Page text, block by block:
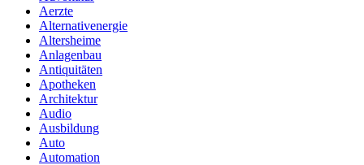
Aerzte
Alternativenergie
Altersheime
Anlagenbau
Antiquitäten
Apotheken
Architektur
Audio
Ausbildung
Auto
Automation